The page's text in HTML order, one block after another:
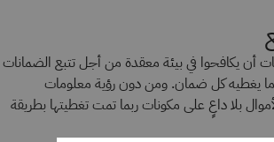
أن يكافحوا في بيئة معقدة من أجل تتبع الضمانات
ما يغطيه كل ضمان. ومن دون رؤية معلومات
بلا داعٍ على مكونات ربما تمت تغطيتها بطريقة